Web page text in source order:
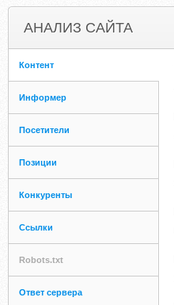
АНАЛИЗ САЙТА
Контент
Информер
Посетители
Позиции
Конкуренты
Ссылки
Robots.txt
Ответ сервера